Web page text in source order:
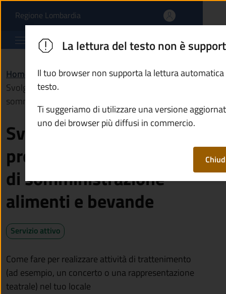
Svolgere trattenimenti
Regione Lombardia(apre in un'altra scheda).
Comune di Ono San Pietro
Home / Servizi / Imprese e commercio /
Svolgere trattenimenti presso esercizi pubblici di
somministrazione alimenti e bevande
Svolgere trattenimenti
presso esercizi pubblici
di somministrazione
alimenti e bevande
Servizio attivo
Come fare per realizzare attività di trattenimento
(ad esempio, un concerto o una rappresentazione
teatrale) nel tuo locale
La lettura del testo non è
Il tuo browser non supporta la lettura
testo.
Ti suggeriamo di utilizzare una versione
uno dei browser più diffusi in commercio.